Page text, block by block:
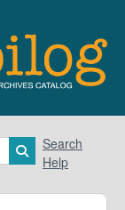
Search in
Search
Help